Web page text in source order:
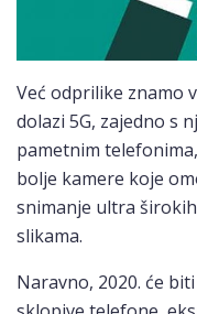
Već odprilike znamo
dolazi 5G, zajedno s
pametnim
bolje kamere koje
snimanje ultra
slikama.
Naravno, 2020. će